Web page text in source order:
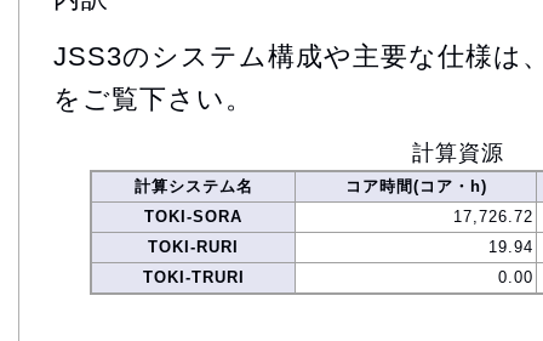
JSS3のシステム構成や主要な仕様は
をご覧下さい。
計算資源
計算システム名
コア時間(コア・h)
TOKI-SORA
17,726.72
TOKI-RURI
19.94
TOKI-TRURI
0.00